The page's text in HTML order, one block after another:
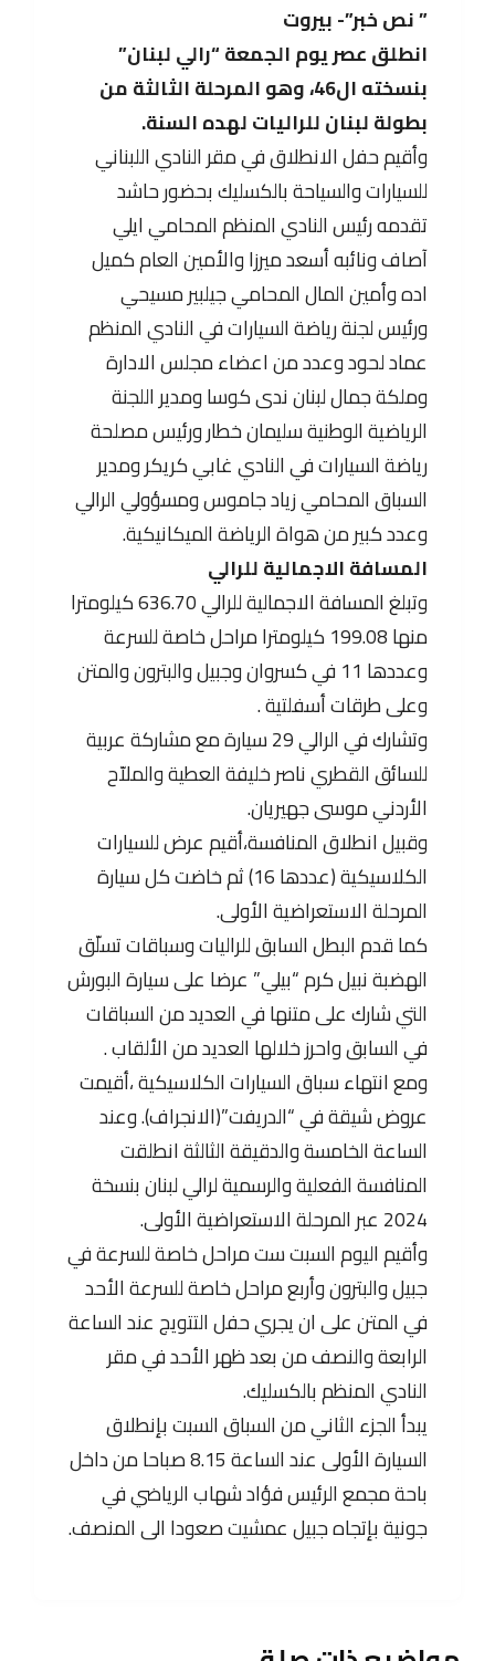
” نص خبر”- بيروت
انطلق عصر يوم الجمعة “رالي لبنان”
بنسخته ال46، وهو المرحلة الثالثة من
بطولة لبنان للراليات لهده السنة.
وأقيم حفل الانطلاق في مقر النادي اللبناني
للسيارات والسياحة بالكسليك بحضور حاشد
تقدمه رئيس النادي المنظم المحامي ايلي
آصاف ونائبه أسعد ميرزا والأمين العام كميل
اده وأمين المال المحامي جيلبير مسيحي
ورئيس لجنة رياضة السيارات في النادي المنظم
عماد لحود وعدد من اعضاء مجلس الادارة
وملكة جمال لبنان ندى كوسا ومدير اللجنة
الرياضية الوطنية سليمان خطار ورئيس مصلحة
رياضة السيارات في النادي غابي كريكر ومدير
السباق المحامي زياد جاموس ومسؤولي الرالي
وعدد كبير من هواة الرياضة الميكانيكية.
المسافة الاجمالية للرالي
وتبلغ المسافة الاجمالية للرالي 636.70 كيلومترا
منها 199.08 كيلومترا مراحل خاصة للسرعة
وعددها 11 في كسروان وجبيل والبترون والمتن
وعلى طرقات أسفلتية .
وتشارك في الرالي 29 سيارة مع مشاركة عربية
للسائق القطري ناصر خليفة العطية والملاّح
الأردني موسى جهيريان.
وقبيل انطلاق المنافسة،أقيم عرض للسيارات
الكلاسيكية (عددها 16) ثم خاضت كل سيارة
المرحلة الاستعراضية الأولى.
كما قدم البطل السابق للراليات وسباقات تسلّق
الهضبة نبيل كرم “بيلي” عرضا على سيارة البورش
التي شارك على متنها في العديد من السباقات
في السابق واحرز خلالها العديد من الألقاب .
ومع انتهاء سباق السيارات الكلاسيكية ،أقيمت
عروض شيقة في “الدريفت”(الانجراف). وعند
الساعة الخامسة والدقيقة الثالثة انطلقت
المنافسة الفعلية والرسمية لرالي لبنان بنسخة
2024 عبر المرحلة الاستعراضية الأولى.
وأقيم اليوم السبت ست مراحل خاصة للسرعة في
جبيل والبترون وأربع مراحل خاصة للسرعة الأحد
في المتن على ان يجري حفل التتويج عند الساعة
الرابعة والنصف من بعد ظهر الأحد في مقر
النادي المنظم بالكسليك.
يبدأ الجزء الثاني من السباق السبت بإنطلاق
السيارة الأولى عند الساعة 8.15 صباحا من داخل
باحة مجمع الرئيس فؤاد شهاب الرياضي في
جونية بإتجاه جبيل عمشيت صعودا الى المنصف.